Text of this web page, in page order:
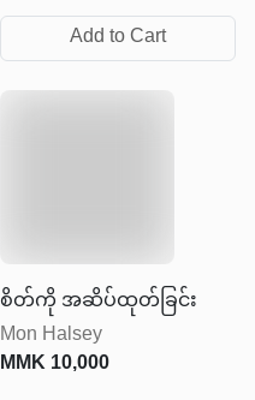
Add to Cart
စိတ်ကို အဆိပ်ထုတ်ခြင်း
Mon Halsey
MMK10,000